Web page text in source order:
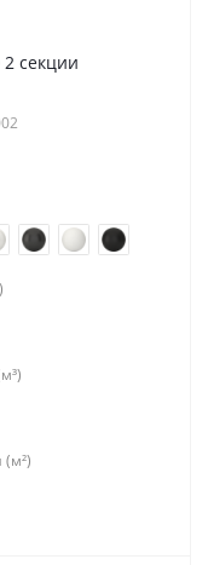
секции